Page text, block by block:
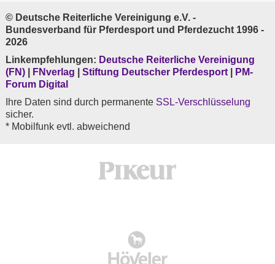
© Deutsche Reiterliche Vereinigung e.V. -
Bundesverband für Pferdesport und Pferdezucht 1996 -
2026
Linkempfehlungen: Deutsche Reiterliche Vereinigung
(FN)
FNverlag Stiftung Deutscher Pferdesport
PM-
Forum Digital
Ihre Daten sind durch permanente SSL-Verschlüsselung
sicher.
* Mobilfunk evtl. abweichend